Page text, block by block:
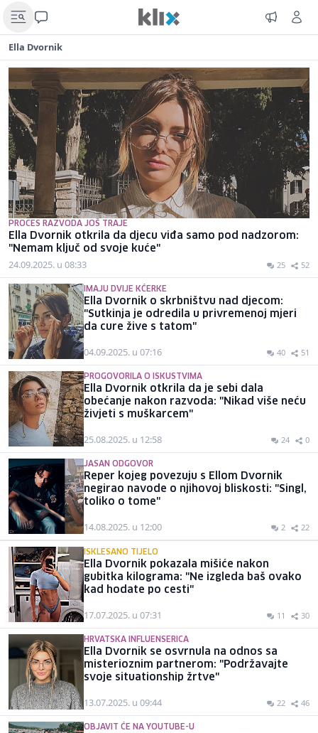
Ella Dvornik
PROCES RAZVODA JOŠ TRAJE
Ella Dvornik otkrila da djecu viđa samo pod nadzorom:
"Nemam ključ od svoje kuće"
24.09.2025. u 08:33 25 52
IMAJU DVIJE KĆERKE
Ella Dvornik o skrbništvu nad djecom:
"Sutkinja je odredila u privremenoj mjeri
da cure žive s tatom"
04.09.2025. u 07:16 40 51
PROGOVORILA O ISKUSTVIMA
Ella Dvornik otkrila da je sebi dala
obećanje nakon razvoda: "Nikad više neću
živjeti s muškarcem"
25.08.2025. u 12:58 24 0
JASAN ODGOVOR
Reper kojeg povezuju s Ellom Dvornik
negirao navode o njihovoj bliskosti: "Singl,
toliko o tome"
14.08.2025. u 12:00 2 22
ISKLESANO TIJELO
Ella Dvornik pokazala mišiće nakon
gubitka kilograma: "Ne izgleda baš ovako
kad hodate po cesti"
17.07.2025. u 07:31 11 30
HRVATSKA INFLUENSERICA
Ella Dvornik se osvrnula na odnos sa
misterioznim partnerom: "Podržavajte
svoje situationship žrtve"
13.07.2025. u 09:44 22 46
OBJAVIT ĆE NA YOUTUBE-U